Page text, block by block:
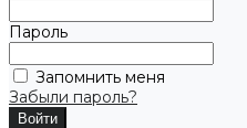
Пароль
Запомнить меня
Забыли пароль?